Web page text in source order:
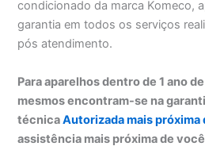
condicionado da marca Komeco,
garantia em todos os serviços
pós atendimento.
Para aparelhos dentro de 1 ano
mesmos encontram-se na
técnicaAutorizada mais próxima
assistência mais próxima de